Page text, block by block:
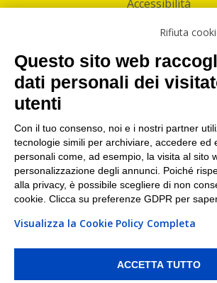
Accessibilità
Facebook
Linkedin
I nostri punti di ritiro e
maggiori città
Torino|Milano|Roma|Bologna|
Napoli|Varese
PI/CF/N°Iscr.: 10821360012 | REA: RM
Whistleblowing|Privacy |
Rifiuta
Questo sito web
dati personali dei
utenti
Con il tuo consenso, noi e i nostri partner
tecnologie simili per archiviare, accedere ed
personali come, ad esempio, la visita al sito
personalizzazione degli annunci. Poiché
alla privacy, è possibile scegliere di non
cookie. Clicca su preferenze GDPR per
Visualizza la Cookie Policy Completa
ACCETTA TUTTO